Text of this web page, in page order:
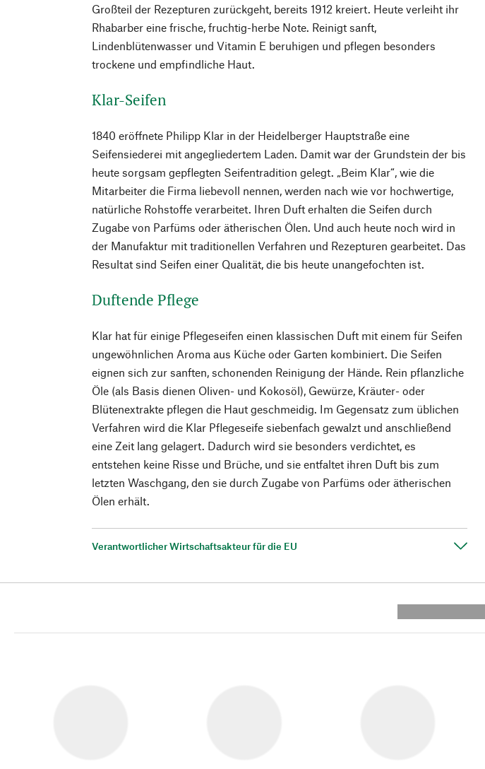
Großteil der Rezepturen zurückgeht, bereits 1912 kreiert. Heute verleiht ihr
Rhabarber eine frische, fruchtig-herbe Note. Reinigt sanft,
Lindenblütenwasser und Vitamin E beruhigen und pflegen besonders
trockene und empfindliche Haut.
Klar-Seifen
1840 eröffnete Philipp Klar in der Heidelberger Hauptstraße eine
Seifensiederei mit angegliedertem Laden. Damit war der Grundstein der bis
heute sorgsam gepflegten Seifentradition gelegt. „Beim Klar“, wie die
Mitarbeiter die Firma liebevoll nennen, werden nach wie vor hochwertige,
natürliche Rohstoffe verarbeitet. Ihren Duft erhalten die Seifen durch
Zugabe von Parfüms oder ätherischen Ölen. Und auch heute noch wird in
der Manufaktur mit traditionellen Verfahren und Rezepturen gearbeitet. Das
Resultat sind Seifen einer Qualität, die bis heute unangefochten ist.
Duftende Pflege
Klar hat für einige Pflegeseifen einen klassischen Duft mit einem für Seifen
ungewöhnlichen Aroma aus Küche oder Garten kombiniert. Die Seifen
eignen sich zur sanften, schonenden Reinigung der Hände. Rein pflanzliche
Öle (als Basis dienen Oliven- und Kokosöl), Gewürze, Kräuter- oder
Blütenextrakte pflegen die Haut geschmeidig. Im Gegensatz zum üblichen
Verfahren wird die Klar Pflegeseife siebenfach gewalzt und anschließend
eine Zeit lang gelagert. Dadurch wird sie besonders verdichtet, es
entstehen keine Risse und Brüche, und sie entfaltet ihren Duft bis zum
letzten Waschgang, den sie durch Zugabe von Parfüms oder ätherischen
Ölen erhält.
Verantwortlicher Wirtschaftsakteur für die EU